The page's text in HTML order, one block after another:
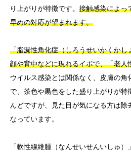
り上がりが特徴です。 接触感染によっ
早めの対応が望まれます。
「脂漏性角化症（しろうせいかくかし
顔や背中などに現れるイボで、「老人
ウイルス感染とは関係なく、皮膚の角
で、茶色や黒色をした盛り上がりが特
んどですが、見た目が気になる方は除
なっています。
「軟性線維腫（なんせいせんいしゅ